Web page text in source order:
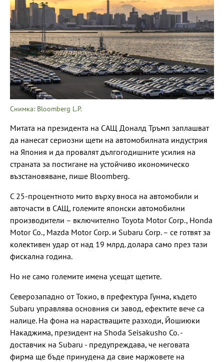
Снимка: Bloomberg L.P.
Митата на президента на САЩ Доналд Тръмп заплашват
да нанесат сериозни щети на автомобилната индустрия
на Япония и да провалят дългогодишните усилия на
страната за постигане на устойчиво икономическо
възстановяване, пише Bloomberg.
С 25-процентното мито върху вноса на автомобили и
авточасти в САЩ, големите японски автомобилни
производители – включително Toyota Motor Corp., Honda
Motor Co., Mazda Motor Corp. и Subaru Corp. – се готвят за
колективен удар от над 19 млрд. долара само през тази
фискална година.
Но не само големите имена усещат щетите.
Северозападно от Токио, в префектура Гунма, където
Subaru управлява основния си завод, ефектите вече са
налице. На фона на нарастващите разходи, Йошиюки
Накаджима, президент на Shoda Seisakusho Co. -
доставчик на Subaru - предупреждава, че неговата
фирма ще бъде принудена да свие маржовете на